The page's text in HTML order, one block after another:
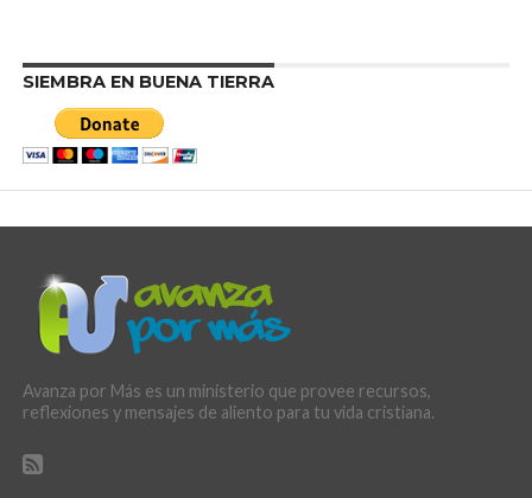
SIEMBRA EN BUENA TIERRA
Avanza por Más es un ministerio que provee recursos,
reflexiones y mensajes de aliento para tu vida cristiana.